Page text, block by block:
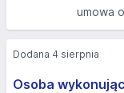
umowa
Osoba
Dodana 4 sierpnia